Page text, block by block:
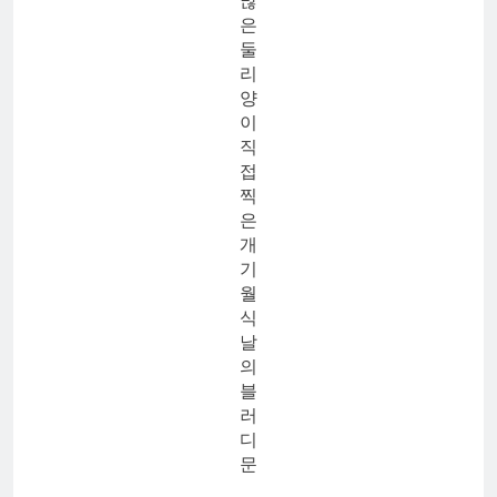
은
둘
리
양
이
직
접
찍
은
개
기
월
식
날
의
블
러
디
문